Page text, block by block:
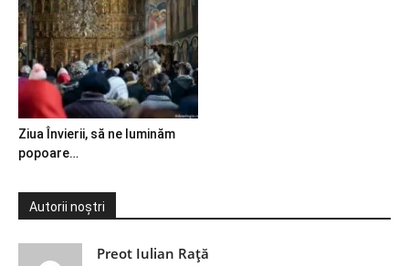
Ziua Învierii, să ne luminăm
popoare…
Autorii noștri
Preot Iulian Raţă